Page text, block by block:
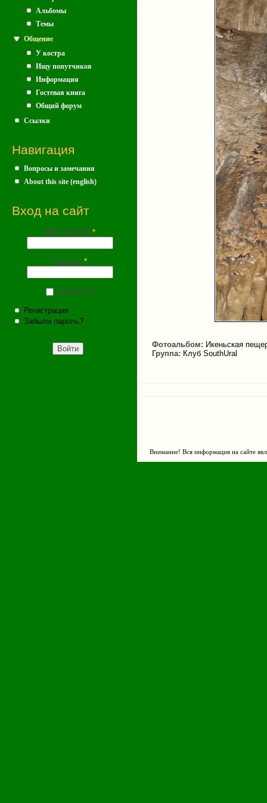
Альбомы
Темы
Общение
У костра
Ищу попутчиков
Информация
Гостевая книга
Общий форум
Ссылки
Навигация
Вопросы и замечания
About this site (english)
Вход на сайт
Имя (почта) *
Пароль *
Запомнить
Регистрация
Забыли пароль?
Фотоальбом: Икеньская
Группа: Клуб SouthUral
Внимание! Вся информация на сайте